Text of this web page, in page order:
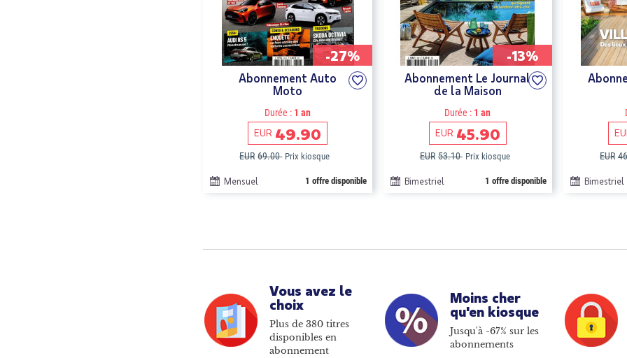
-27%
Abonnement Auto
Moto
Durée :1 an
EUR 49.90
EUR 69.00 Prix kiosque
Mensuel 1 offre disponible
-13%
Abonnement Le Journal
de la Maison
Durée : 1 an
EUR 45.90
EUR 53.10 Prix kiosque
Bimestriel 1 offre disponible
EUR
Bimestriel
Vous avez le
choix
Plus de 380 titres
disponibles en
abonnement
Moins cher
qu'en kiosque
Jusqu'à -67% sur les
abonnements